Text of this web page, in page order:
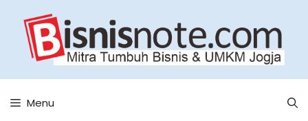
content
Menu